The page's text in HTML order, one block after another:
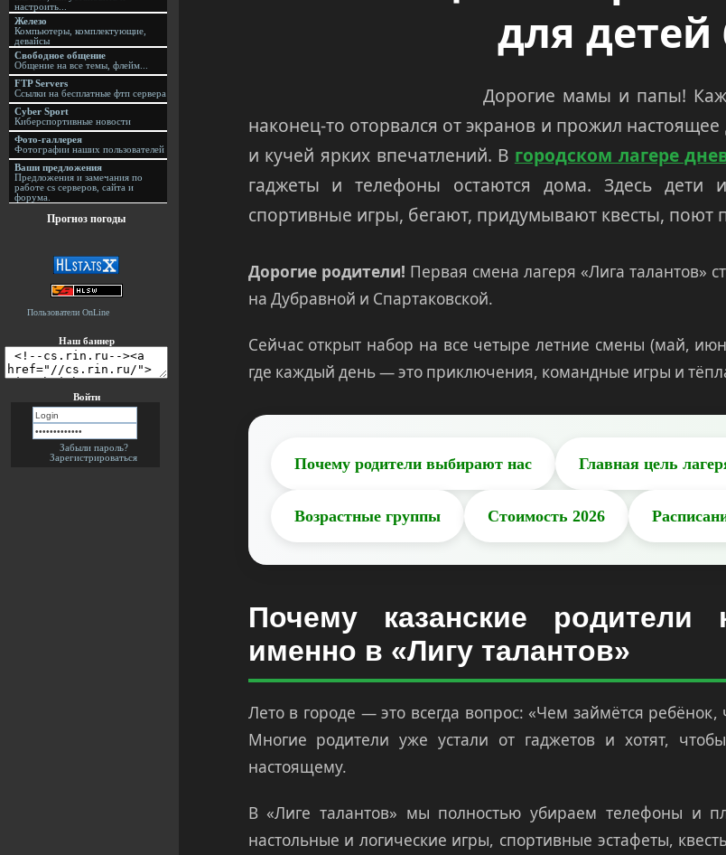
настроить...
Железо
Компьютеры, комплектующие,
девайсы
Свободное общение
Общение на все темы, флейм...
FTP Servers
Ссылки на бесплатные фтп сервера
Cyber Sport
Киберспортивные новости
Фото-галлерея
Фотографии наших пользователей
Ваши предложения
Предложения и замечания по
работе cs серверов, сайта и
форума.
Прогноз погоды
Пользователи OnLine
Наш баннер
Войти
Забыли пароль?
Зарегистрироваться
для детей
Дорогие мамы и папы!
наконец-то оторвался от экранов и прожил
и кучей ярких впечатлений. В городском лагере
гаджеты и телефоны остаются дома. Здесь дети
спортивные игры, бегают, придумывают квесты, поют
Дорогие родители! Первая смена лагеря «Лига талантов»
на Дубравной и Спартаковской.
Сейчас открыт набор на все четыре летние смены (май,
где каждый день — это приключения, командные игры и
Почему родители выбирают нас Главная цель
Возрастные группы Стоимость 2026
Почему казанские
именно в «Лигу талантов»
Лето в городе — это всегда вопрос: «Чем займётся
Многие родители уже устали от гаджетов и хотят,
настоящему.
В «Лиге талантов» мы полностью убираем телефоны и
настольные и логические игры, спортивные эстафеты,